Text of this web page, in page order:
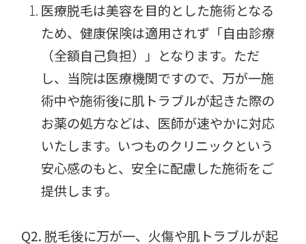
医療脱毛は美容を目的とした施術となる
ため、健康保険は適用されず「自由診療
（全額自己負担）」となります。ただ
し、当院は医療機関ですので、万が一施
術中や施術後に肌トラブルが起きた際の
お薬の処方などは、医師が速やかに対応
いたします。いつものクリニックという
安心感のもと、安全に配慮した施術をご
提供します。
Q2. 脱毛後に万が一、火傷や肌トラブルが起